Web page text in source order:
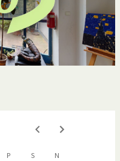
P S N